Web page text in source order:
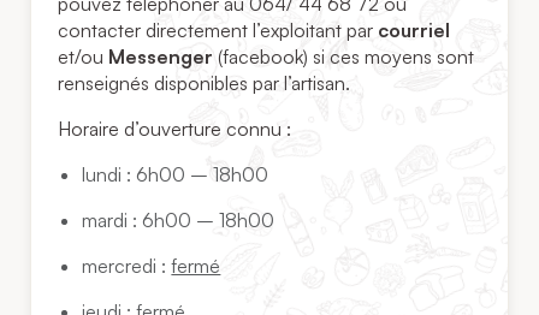
contacter directement l’exploitant par courriel
et/ou Messenger (facebook) si ces moyens sont
renseignés disponibles par l’artisan.
Horaire d’ouverture connu :
lundi : 6h00 – 18h00
mardi : 6h00 – 18h00
mercredi :fermé